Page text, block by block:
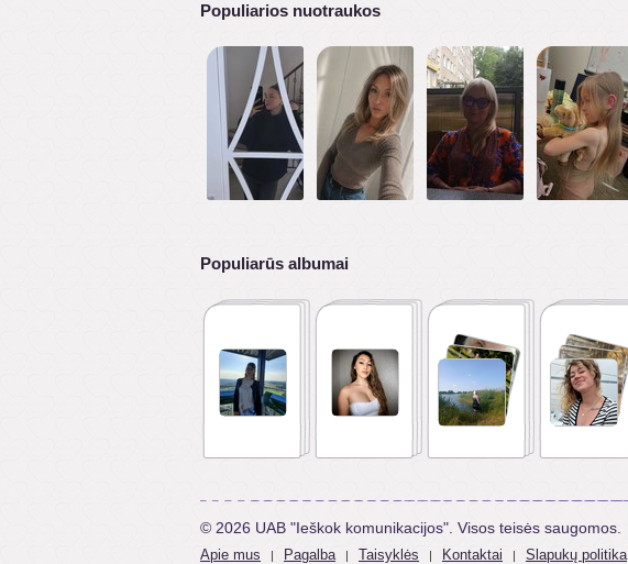
Populiarios nuotraukos
Populiarūs albumai
© 2026 UAB "Ieškok komunikacijos". Visos teisės saugomos.
Apie mus | Pagalba | Taisyklės | Kontaktai | Slapukų politika